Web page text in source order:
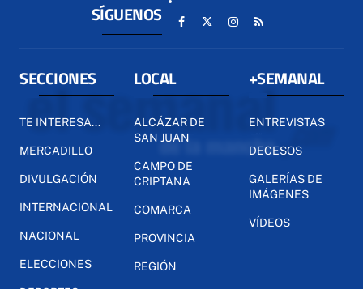
SÍGUENOS
SECCIONES
TE INTERESA...
MERCADILLO
DIVULGACIÓN
INTERNACIONAL
NACIONAL
ELECCIONES
LOCAL
ALCÁZAR DE
SAN JUAN
CAMPO DE
CRIPTANA
COMARCA
PROVINCIA
REGIÓN
+SEMANAL
ENTREVISTAS
DECESOS
GALERÍAS DE
IMÁGENES
VÍDEOS